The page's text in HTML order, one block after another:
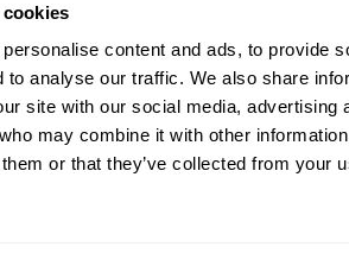
content and ads, to provide
to analyse our traffic. We also share
site with our social media, advertising
may combine it with other
or that they’ve collected from your